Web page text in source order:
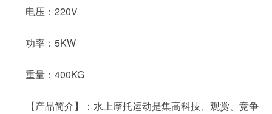
电压：220V
功率：5KW
重量：400KG
【产品简介】：水上摩托运动是集高科技、观赏、竞争